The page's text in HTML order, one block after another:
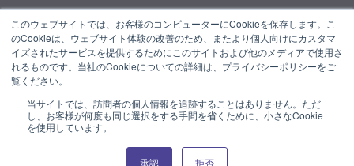
このウェブサイトでは、お客様のコンピューターにCookieを保存します。こ
のCookieは、ウェブサイト体験の改善のため、またより個人向けにカスタマ
イズされたサービスを提供するためにこのサイトおよび他のメディアで使用さ
れるものです。当社のCookieについての詳細は、プライバシーポリシーをご
覧ください。
当サイトでは、訪問者の個人情報を追跡することはありません。ただ
し、お客様が何度も同じ選択をする手間を省くために、小さなCookie
を使用しています。
承認 拒否
F
a
c
e
b
o
o
k
L
i
n
k
d
i
n
X
-
t
w
t
t
Y
o
u
t
b
e
I
n
s
t
g
r
I
n
s
t
g
r
“NARUMI”は石塚硝子グループの一員です。